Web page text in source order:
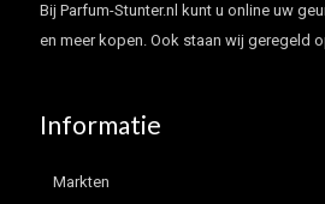
Bij Parfum-Stunter.nl kunt u online uw
en meer kopen. Ook staan wij geregeld
Informatie
Markten